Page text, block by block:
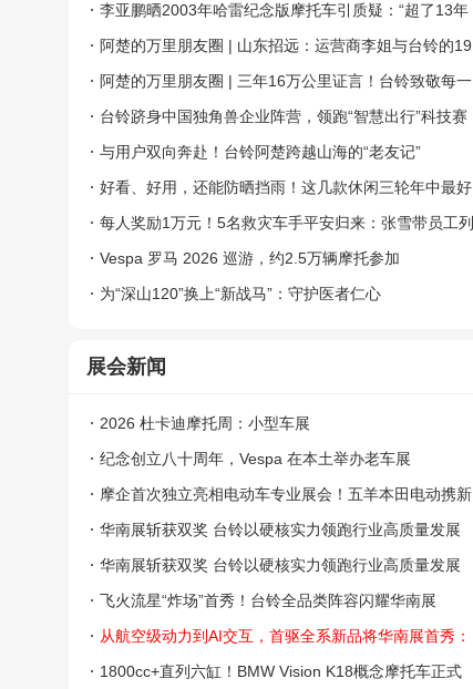
车主共享福利！
李亚鹏晒2003年哈雷纪念版摩托车引质疑：“超了13年
还没报废啊”
阿楚的万里朋友圈 | 山东招远：运营商李姐与台铃的19
载同行路
阿楚的万里朋友圈 | 三年16万公里证言！台铃致敬每一
位平凡生活里的“王者”
台铃跻身中国独角兽企业阵营，领跑“智慧出行”科技赛
道
与用户双向奔赴！台铃阿楚跨越山海的“老友记”
好看、好用，还能防晒挡雨！这几款休闲三轮年中最好
卖
每人奖励1万元！5名救灾车手平安归来：张雪带员工列
队迎接
Vespa 罗马 2026 巡游，约2.5万辆摩托参加
为“深山120”换上“新战马”：守护医者仁心
展会新闻
2026 杜卡迪摩托周：小型车展
纪念创立八十周年，Vespa 在本土举办老车展
摩企首次独立亮相电动车专业展会！五羊本田电动携新
品Umo重磅登陆华南展
华南展斩获双奖 台铃以硬核实力领跑行业高质量发展
华南展斩获双奖 台铃以硬核实力领跑行业高质量发展
飞火流星“炸场”首秀！台铃全品类阵容闪耀华南展
从航空级动力到AI交互，首驱全系新品将华南展首秀：
重新定义两轮AI出行
1800cc+直列六缸！BMW Vision K18概念摩托车正式